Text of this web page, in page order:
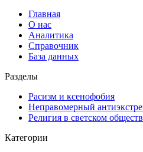
Главная
О нас
Аналитика
Справочник
База данных
Разделы
Расизм и ксенофобия
Неправомерный
Религия в светском
Категории